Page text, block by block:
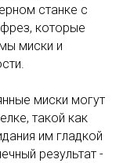
станке с
которые
миски и
миски могут
такой как
им гладкой
результат -